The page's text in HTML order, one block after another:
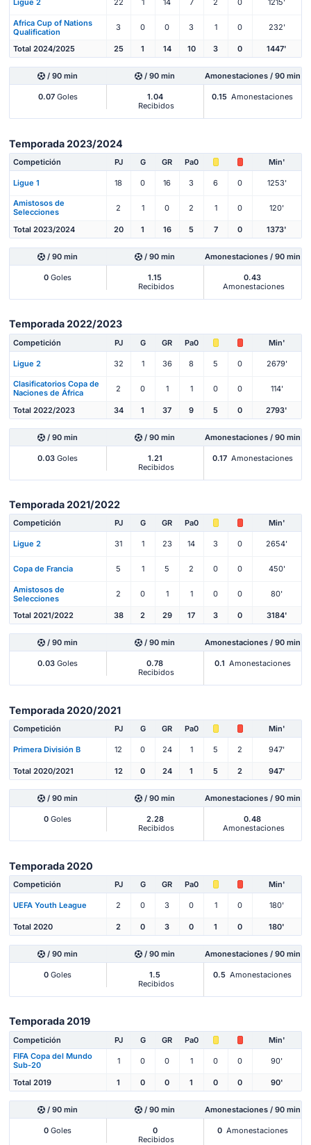
Ligue 2 22 1 14 7 2 0 1215'
Africa Cup of Nations
Qualification
3 0 0 3 1 0 232'
Total 2024/2025 25 1 14 10 3 0 1447'
/ 90 min / 90 min Amonestaciones / 90 min
0.07Goles
1.04
Recibidos
0.15 Amonestaciones
Temporada 2023/2024
Competición PJ G GR Pa0 Min'
Ligue 1 18 0 16 3 6 0 1253'
Amistosos de
Selecciones
2 1 0 2 1 0 120'
Total 2023/2024 20 1 16 5 7 0 1373'
/ 90 min / 90 min Amonestaciones / 90 min
0 Goles
1.15
Recibidos
0.43
Amonestaciones
Temporada 2022/2023
Competición PJ G GR Pa0 Min'
Ligue 2 32 1 36 8 5 0 2679'
Clasificatorios Copa de
Naciones de África
2 0 1 1 0 0 114'
Total 2022/2023 34 1 37 9 5 0 2793'
/ 90 min / 90 min Amonestaciones / 90 min
0.03 Goles
1.21
Recibidos
0.17 Amonestaciones
Temporada 2021/2022
Competición PJ G GR Pa0 Min'
Ligue 2 31 1 23 14 3 0 2654'
Copa de Francia 5 1 5 2 0 0 450'
Amistosos de
Selecciones
2 0 1 1 0 0 80'
Total 2021/2022 38 2 29 17 3 0 3184'
/ 90 min / 90 min Amonestaciones / 90 min
0.03 Goles
0.78
Recibidos
0.1 Amonestaciones
Temporada 2020/2021
Competición PJ G GR Pa0 Min'
Primera División B 12 0 24 1 5 2 947'
Total 2020/2021 12 0 24 1 5 2 947'
/ 90 min / 90 min Amonestaciones / 90 min
0 Goles
2.28
Recibidos
0.48
Amonestaciones
Temporada 2020
Competición PJ G GR Pa0 Min'
UEFA Youth League 2 0 3 0 1 0 180'
Total 2020 2 0 3 0 1 0 180'
/ 90 min / 90 min Amonestaciones / 90 min
0 Goles
1.5
Recibidos
0.5 Amonestaciones
Temporada 2019
Competición PJ G GR Pa0
Min'
FIFA Copa del Mundo
Sub-20
1 0 0 1 0 0 90'
Total 2019 1 0 0 1 0 0 90'
/ 90 min / 90 min Amonestaciones / 90 min
0 Goles
0
Recibidos
0 Amonestaciones